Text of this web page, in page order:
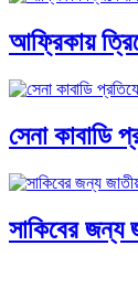
আফ্রিকায়
সেনা কাবাডি
সাকিবের জন্য